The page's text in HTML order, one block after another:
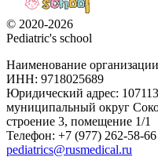
© 2020-2026
Pediatric's school
Наименование
ИНН: 9718025689
Юридический адрес: 107113
муниципальный округ
строение 3, помещение 1/1
Телефон: +7 (977) 262-58-66
pediatrics@rusmedical.ru